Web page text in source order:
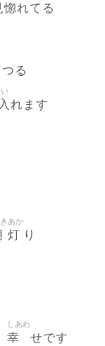
惚れてる
る
入
い
れます
灯
あか
り
幸
しあわ
せです